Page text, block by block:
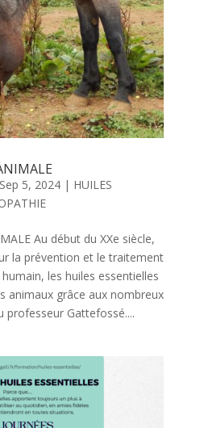
Sep 5, 2024| HUILES
Au début du XXe siècle,
la prévention et le traitement
les huiles essentielles
animaux grâce aux nombreux
professeur Gattefossé....